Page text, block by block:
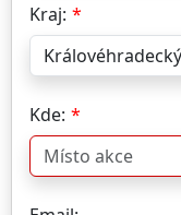
Kraj:
Kde: